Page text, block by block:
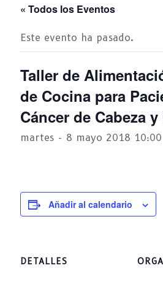
« Todos los Eventos
Este evento ha pasado.
Taller de
de Cocina para
Cáncer de Cabeza
martes - 8 mayo 2018 10:00
Añadir al calendario
DETALLES